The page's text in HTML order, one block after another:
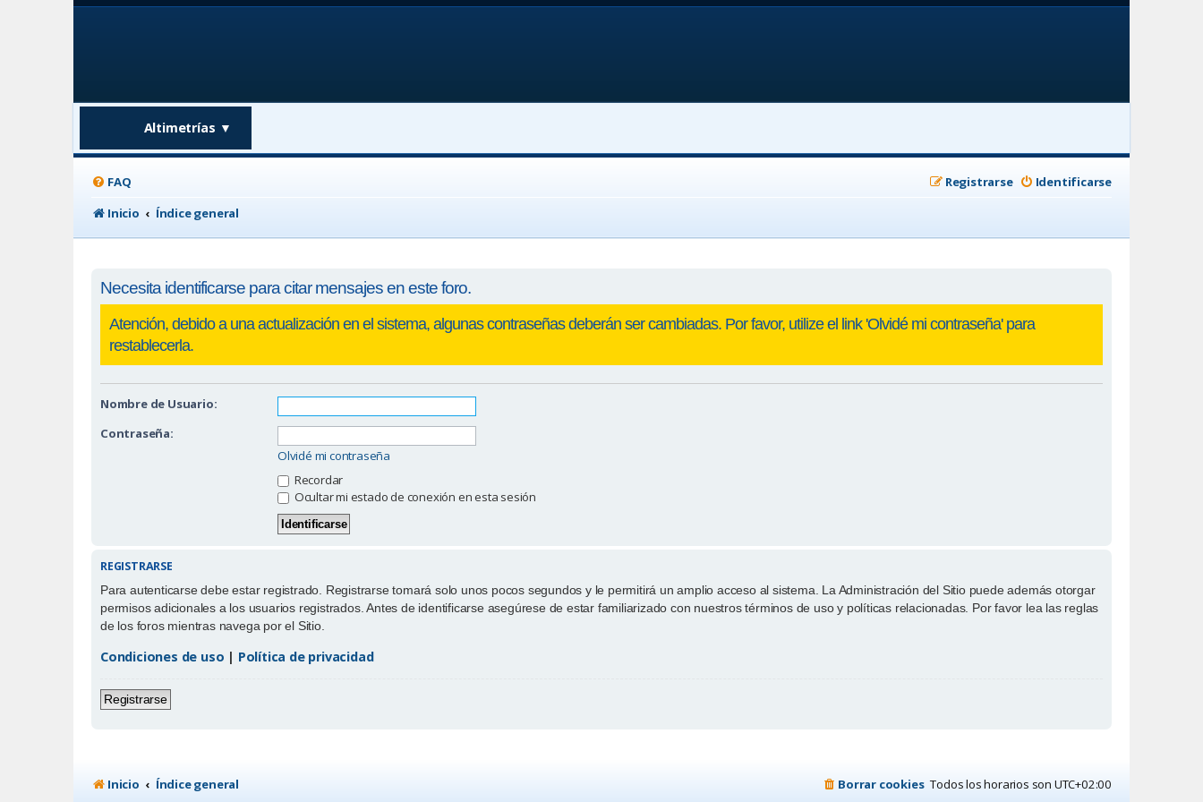
Altimetrías ▼
FAQ Identificarse
Registrarse
Inicio
Índice general
Necesita identificarse para citar mensajes en este foro.
Nombre de Usuario:
Contraseña:
Olvidé mi contraseña
Recordar
Ocultar mi estado de conexión en esta sesión
REGISTRARSE
Para autenticarse debe estar registrado. Registrarse tomará solo unos pocos segundos y le permitirá un amplio acceso al sistema. La Administración del Sitio puede además otorgar
permisos adicionales a los usuarios registrados. Antes de identificarse asegúrese de estar familiarizado con nuestros términos de uso y políticas relacionadas. Por favor lea las reglas
de los foros mientras navega por el Sitio.
Condiciones de uso | Política de privacidad
Registrarse
Inicio Índice general Todos los horarios son UTC+02:00
Borrar cookies